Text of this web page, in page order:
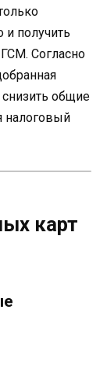
и получить
Согласно
снизить общие
налоговый
карт